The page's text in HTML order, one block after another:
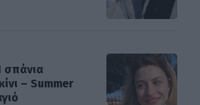
σπάνια
– Summer